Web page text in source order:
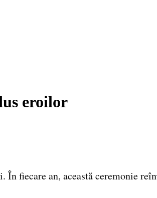
eroilor
fiecare an, această ceremonie